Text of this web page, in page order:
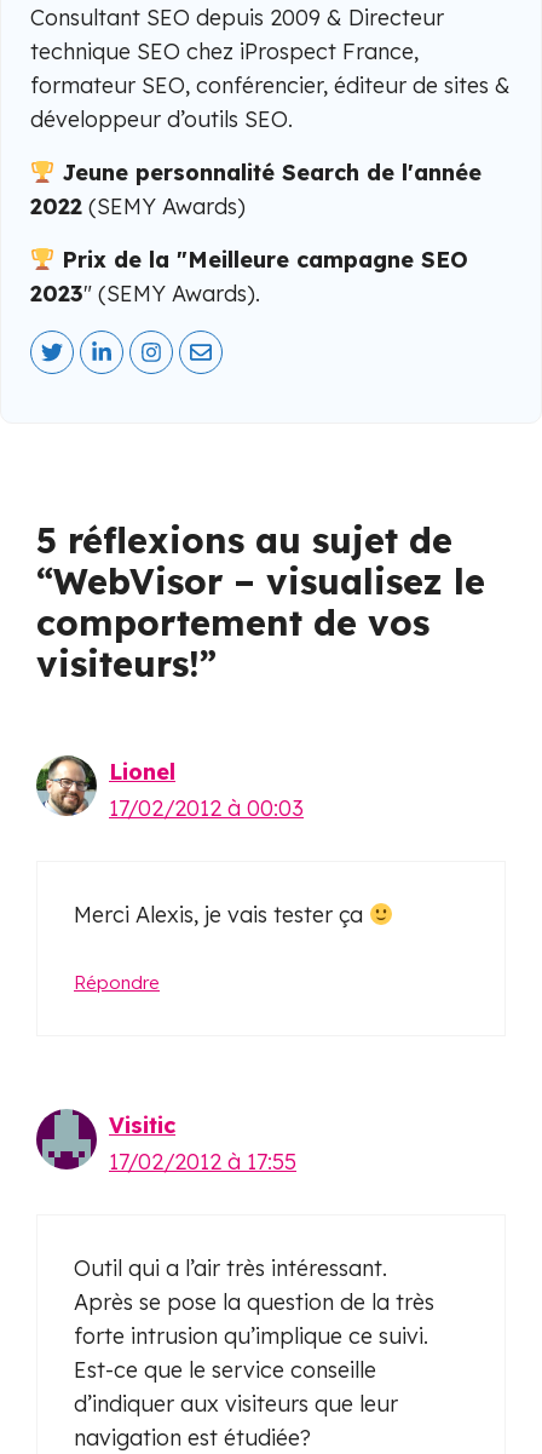
Consultant SEO depuis 2009 & Directeur
technique SEO chez iProspect France,
formateur SEO, conférencier, éditeur de sites &
développeur d’outils SEO.
Jeune personnalité Search de l'année
2022 (SEMY Awards)
Prix de la "Meilleure campagne SEO
2023" (SEMY Awards).
5 réflexions au sujet de
“WebVisor – visualisez le
comportement de vos
visiteurs!”
Lionel
17/02/2012 à 00:03
Merci Alexis, je vais tester ça
Répondre
Visitic
17/02/2012 à 17:55
Outil qui a l’air très intéressant.
Après se pose la question de la très
forte intrusion qu’implique ce suivi.
Est-ce que le service conseille
d’indiquer aux visiteurs que leur
navigation est étudiée?